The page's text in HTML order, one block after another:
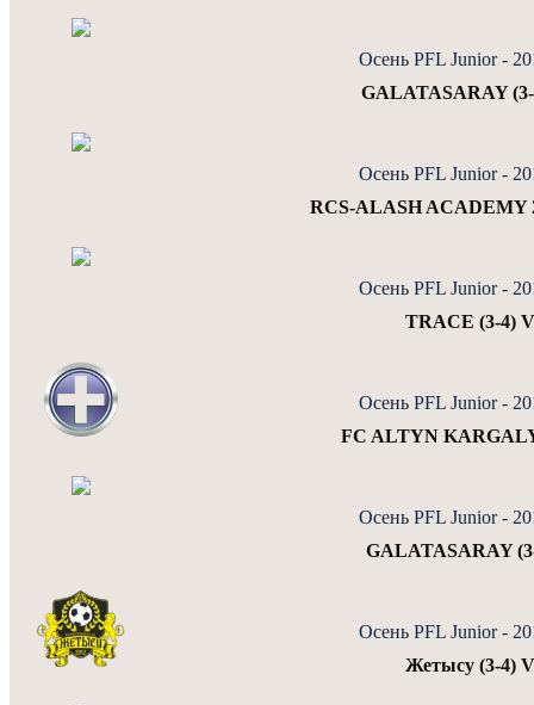
Осень PFL Junior -
GALATASARAY
Осень PFL Junior -
RCS-ALASH ACADEMY
Осень PFL Junior -
TRACE (3-4)
Осень PFL Junior -
FC ALTYN
Осень PFL Junior -
GALATASARAY
Осень PFL Junior -
Жетысу (3-4)